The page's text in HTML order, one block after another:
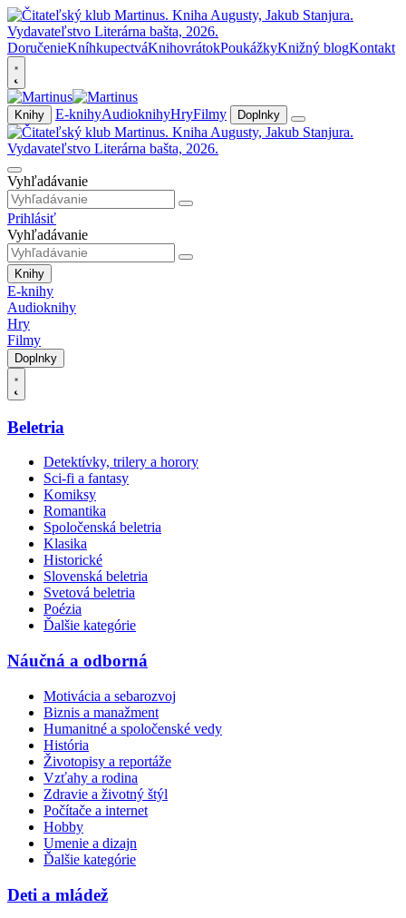
DoručenieKníhkupectváKnihovrátokPoukážkyKnižný blogKontakt
Knihy E-knihyAudioknihyHryFilmy Doplnky
Vyhľadávanie
Prihlásiť
Vyhľadávanie
Knihy
E-knihy
Audioknihy
Hry
Filmy
Doplnky
Beletria
Detektívky, trilery a horory
Sci-fi a fantasy
Komiksy
Romantika
Spoločenská beletria
Klasika
Historické
Slovenská beletria
Svetová beletria
Poézia
Ďalšie kategórie
Náučná a odborná
Motivácia a sebarozvoj
Biznis a manažment
Humanitné a spoločenské vedy
História
Životopisy a reportáže
Vzťahy a rodina
Zdravie a životný štýl
Počítače a internet
Hobby
Umenie a dizajn
Ďalšie kategórie
Deti a mládež